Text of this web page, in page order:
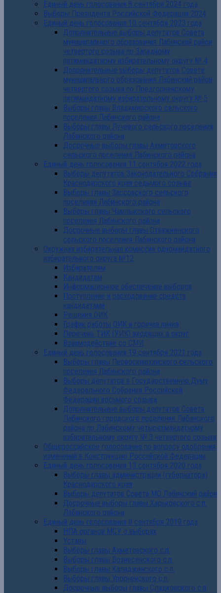
Единый день голосования 8 сентября 2024 года
Выборы Президента Российской Федерации 2024
Единый день голосования 10 сентября 2023 года
Дополнительные выборы депутатов Совета
муниципального образования Лабинский район
четвертого созыва по Западному
пятимандатному избирательному округу № 4
Дополнительные выборы депутатов Совета
муниципального образования Лабинский район
четвертого созыва по Предгорненскому
пятимандатному избирательному округу № 5
Выборы главы Владимирского сельского
поселения Лабинского района
Выборы главы Лучевого сельского поселения
Лабинского района
Досрочные выборы главы Ахметовского
сельского поселения Лабинского района
Единый день голосования 11 сентября 2022 года
Выборы депутатов Законодательного Собрания
Краснодарского края седьмого созыва
Выборы главы Зассовского сельского
поселения Лабинского района
Выборы главы Чамлыкского сельского
поселения Лабинского района
Досрочные выборы главы Отважненского
сельского поселения Лабинского района
Окружная избирательная комиссия одномандатного
избирательного округа №12
Избирателям
Кандидатам
Информационное обеспечение выборов
Поступление и расходование средств
кандидатами
Решения ОИК
График работы ОИК и горячая линия
Перечень ТИК (УИК) входящих в округ
Взаимодействие со СМИ
Единый день голосования 19 сентября 2021 года
Выборы главы Первосинюхинского сельского
поселения Лабинского района
Выборы депутатов в Государственную Думу
Федерального Собрания Российской
Федерации восьмого созыва
Дополнительные выборы депутатов Совета
Лабинского городского поселения Лабинского
района по Лабинскому четырехмандатному
избирательному округу № 3 четвертого созыва
Общероссийское голосование по вопросу одобрения
изменений в Конструкцию Российской Федерации
Единый день голосования 13 сентября 2020 года
Выборы главы администрации (губернатора)
Краснодарского края
Выборы депутатов Совета МО Лабинский район
Досрочные выборы главы Харьковского с.п.
Лабинского района
Единый день голосования 8 сентября 2019 года
НПА органов МСУ о выборах
Уставы
Выборы главы Ахметовского с.п.
Выборы главы Вознесенского с.п.
Выборы главы Каладжинского с.п.
Выборы главы Упорненского с.п.
Досрочные выборы главы Сладковского с.п.